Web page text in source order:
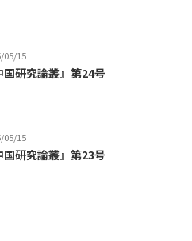
05/15
国研究論叢』第24号
05/15
国研究論叢』第23号